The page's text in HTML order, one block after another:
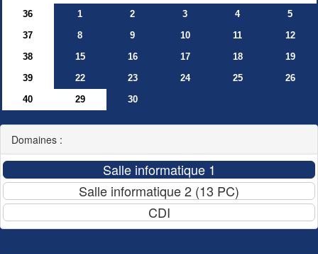
36
1 2 3 4
5
37
8 9 10 11
12
38
15 16 17 18
19
39
22 23 24 25
26
40
29 30
Domaines :